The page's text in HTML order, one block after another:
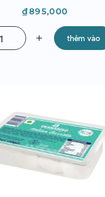
Giá
₫895,000
add thêm vào